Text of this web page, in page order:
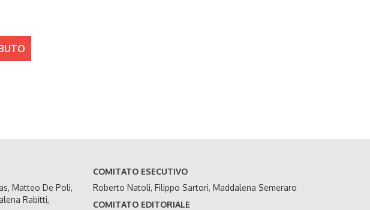
Matteo De Poli,
Rabitti,
COMITATO ESECUTIVO
Roberto Natoli, Filippo Sartori, Maddalena Semeraro
COMITATO EDITORIALE